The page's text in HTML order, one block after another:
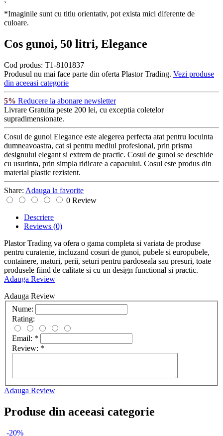
`
*Imaginile sunt cu titlu orientativ, pot exista mici diferente de
culoare.
Cos gunoi, 50 litri, Elegance
Cod produs: T1-8101837
Produsul nu mai face parte din oferta Plastor Trading. Vezi produse
din aceeasi categorie
5% Reducere la abonare newsletter
Livrare Gratuita peste 200 lei, cu exceptia coletelor
supradimensionate.
Cosul de gunoi Elegance este alegerea perfecta atat pentru locuinta
dumneavoastra, cat si pentru mediul profesional, prin prisma
designului elegant si extrem de practic. Cosul de gunoi se deschide
cu usurinta, prin simpla ridicare a capacului. Cosul este produs din
material plastic rezistent.
Share: Adauga la favorite
0 Review
Descriere
Reviews (0)
Plastor Trading va ofera o gama completa si variata de produse
pentru curatenie, incluzand cosuri de gunoi, pubele si europubele,
containere, maturi, perii, seturi pentru pardoseala sau presuri, toate
produsele fiind de calitate si cu un design functional si practic.
Adauga Review
Adauga Review
Nume:
Rating:
Email: *
Review: *
Adauga Review
Produse din aceeasi categorie
-20%